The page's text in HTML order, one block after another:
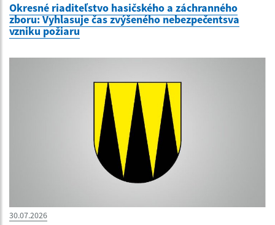
Okresné riaditeľstvo hasičského a záchranného
zboru: Vyhlasuje čas zvýšeného nebezpečentsva
vzniku požiaru
30.07.2026